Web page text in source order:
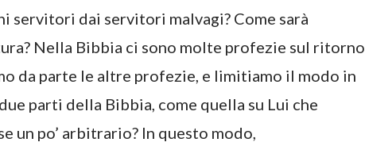
servitori dai servitori malvagi? Come sarà
Nella Bibbia ci sono molte profezie sul ritorno
da parte le altre profezie, e limitiamo il modo in
parti della Bibbia, come quella su Lui che
un po’ arbitrario? In questo modo,